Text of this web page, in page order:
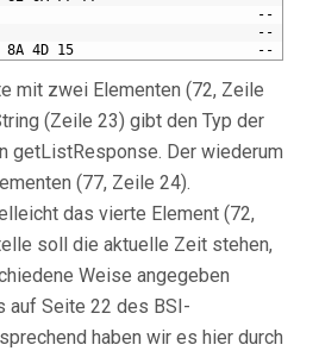
--
--
--
mit zwei Elementen (72, Zeile
(Zeile 23) gibt den Typ der
getListResponse. Der wiederum
(77, Zeile 24).
das vierte Element (72,
soll die aktuelle Zeit stehen,
Weise angegeben
auf Seite 22 des BSI-
haben wir es hier durch